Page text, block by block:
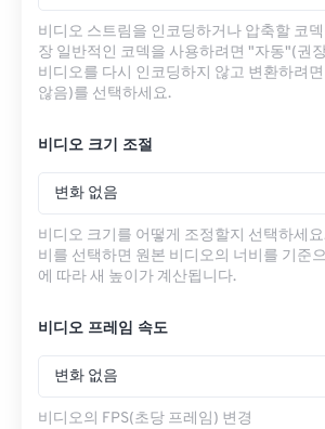
비디오 스트림을 인코딩하거나 압축할 코
장 일반적인 코덱을 사용하려면 "자동"(권
비디오를 다시 인코딩하지 않고 변환하려
않음)를 선택하세요.
비디오 크기 조절
변화 없음
비디오 크기를 어떻게 조정할지 선택하세
비를 선택하면 원본 비디오의 너비를 기준
에 따라 새 높이가 계산됩니다.
비디오 프레임 속도
변화 없음
비디오의 FPS(초당 프레임) 변경